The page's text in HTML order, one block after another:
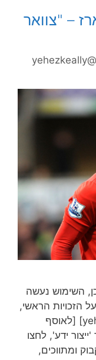
– "צוואר
השימוש נעשה
בעל הזכויות הראשי,
אנא פנה ל: yehezkeally@gmail.com] [לאוסף
ידע', לחצו
ומתווכים,